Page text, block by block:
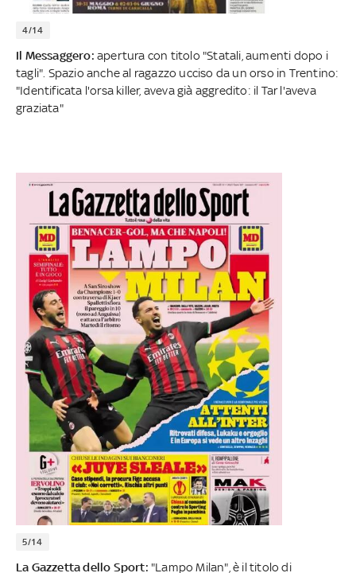
4/14
Il Messaggero: apertura con titolo "Statali, aumenti dopo i
tagli". Spazio anche al ragazzo ucciso da un orso in Trentino:
"Identificata l'orsa killer, aveva già aggredito: il Tar l'aveva
graziata"
5/14
La Gazzetta dello Sport: "Lampo Milan", è il titolo di